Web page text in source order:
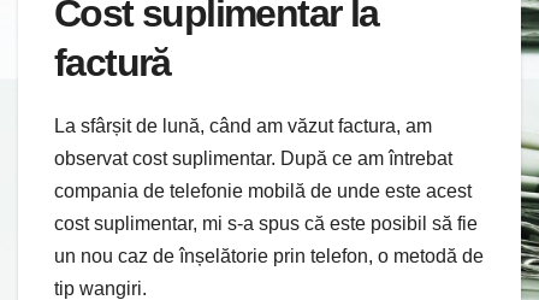
Cost suplimentar la
factură
La sfârșit de lună, când am văzut factura, am
observat cost suplimentar. După ce am întrebat
compania de telefonie mobilă de unde este acest
cost suplimentar, mi s-a spus că este posibil să fie
un nou caz de înșelătorie prin telefon, o metodă de
tip wangiri.